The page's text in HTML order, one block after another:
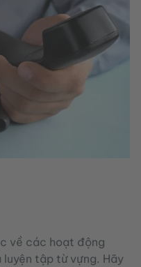
về các hoạt động
tập từ vựng. Hãy